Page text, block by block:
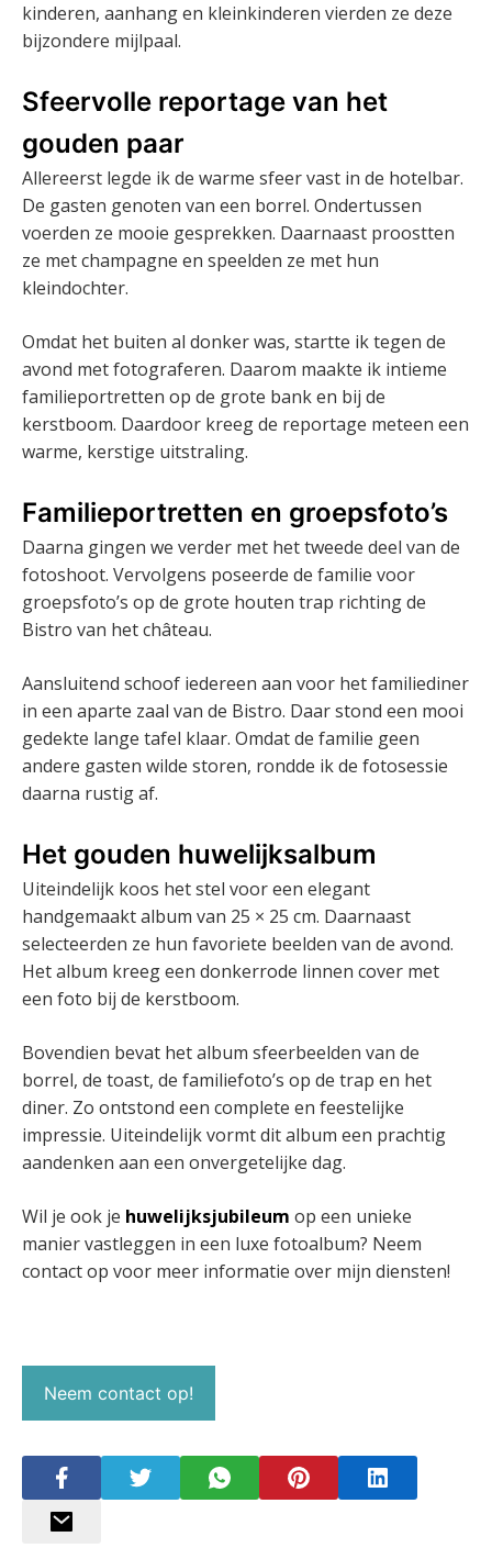
kinderen, aanhang en kleinkinderen vierden ze deze
bijzondere mijlpaal.
Sfeervolle reportage van het
gouden paar
Allereerst legde ik de warme sfeer vast in de hotelbar.
De gasten genoten van een borrel. Ondertussen
voerden ze mooie gesprekken. Daarnaast proostten
ze met champagne en speelden ze met hun
kleindochter.
Omdat het buiten al donker was, startte ik tegen de
avond met fotograferen. Daarom maakte ik intieme
familieportretten op de grote bank en bij de
kerstboom. Daardoor kreeg de reportage meteen een
warme, kerstige uitstraling.
Familieportretten en groepsfoto’s
Daarna gingen we verder met het tweede deel van de
fotoshoot. Vervolgens poseerde de familie voor
groepsfoto’s op de grote houten trap richting de
Bistro van het château.
Aansluitend schoof iedereen aan voor het familiediner
in een aparte zaal van de Bistro. Daar stond een mooi
gedekte lange tafel klaar. Omdat de familie geen
andere gasten wilde storen, rondde ik de fotosessie
daarna rustig af.
Het gouden huwelijksalbum
Uiteindelijk koos het stel voor een elegant
handgemaakt album van 25 × 25 cm. Daarnaast
selecteerden ze hun favoriete beelden van de avond.
Het album kreeg een donkerrode linnen cover met
een foto bij de kerstboom.
Bovendien bevat het album sfeerbeelden van de
borrel, de toast, de familiefoto’s op de trap en het
diner. Zo ontstond een complete en feestelijke
impressie. Uiteindelijk vormt dit album een prachtig
aandenken aan een onvergetelijke dag.
Wil je ook je huwelijksjubileum op een unieke
manier vastleggen in een luxe fotoalbum? Neem
contact op voor meer informatie over mijn diensten!
Neem contact op!